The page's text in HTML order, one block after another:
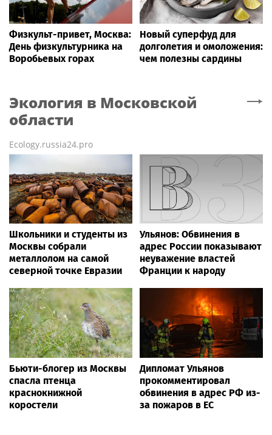
Физкульт-привет, Москва:
День физкультурника на
Воробьевых горах
Новый суперфуд для
долголетия и омоложения:
чем полезны сардины
Экология в Московской
области
Ecology.russia24.pro
Школьники и студенты из
Москвы собрали
металлолом на самой
северной точке Евразии
Ульянов: Обвинения в
адрес России показывают
неуважение властей
Франции к народу
Бьюти-блогер из Москвы
спасла птенца
краснокнижной
коростели
Дипломат Ульянов
прокомментировал
обвинения в адрес РФ из-
за пожаров в ЕС